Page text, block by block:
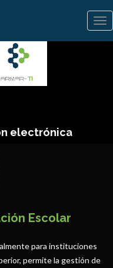
electrónica
Escolar
para instituciones
permite la gestión de